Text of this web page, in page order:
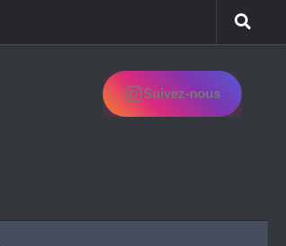
Suivez-nous